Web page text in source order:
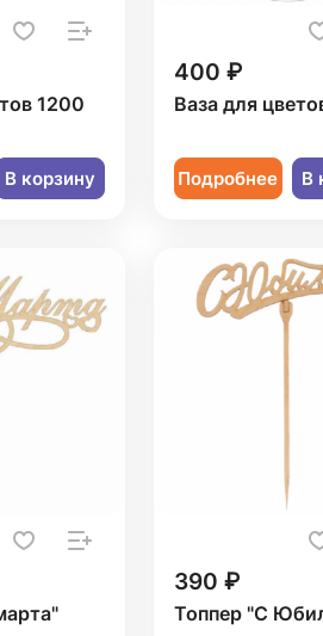
1200
В корзину
400 ₽
Ваза для
Подробнее В
390 ₽
Топпер "С